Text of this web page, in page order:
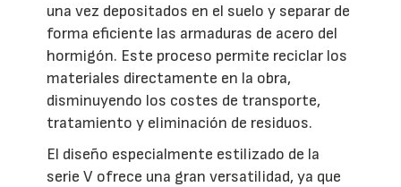
una vez depositados en el suelo y separar de
forma eficiente las armaduras de acero del
hormigón. Este proceso permite reciclar los
materiales directamente en la obra,
disminuyendo los costes de transporte,
tratamiento y eliminación de residuos.
El diseño especialmente estilizado de la
serie V ofrece una gran versatilidad, ya que